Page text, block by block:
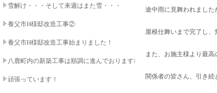
途中雨に見舞われました
屋根仕舞いまで完了し、
また、お施主様より最
関係者の皆さん、引き続
雪解け・・・そして来週はまた雪・・・
養父市H様邸改造工事②
養父市H様邸改造工事始まりました！
八鹿町内の新築工事は順調に進んでおります❕
頑張っています！